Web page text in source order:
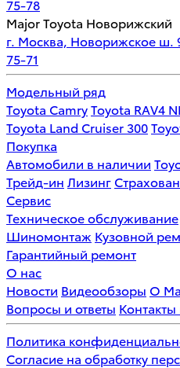
75-78
Major Toyota Новорижский
г. Москва, Новорижское ш.
75-71
Модельный ряд
Toyota CamryToyota RAV4
Toyota Land Cruiser 300
Покупка
Автомобили в наличии
Трейд-ин Лизинг
Сервис
Техническое обслуживание
Шиномонтаж Кузовной
Гарантийный ремонт
О нас
Новости Видеообзоры О
Вопросы и ответы
Политика
Согласие на обработку